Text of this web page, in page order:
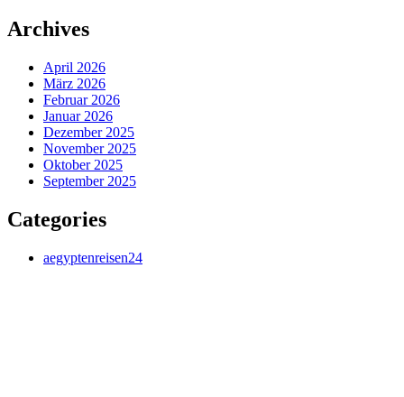
Archives
April 2026
März 2026
Februar 2026
Januar 2026
Dezember 2025
November 2025
Oktober 2025
September 2025
Categories
aegyptenreisen24